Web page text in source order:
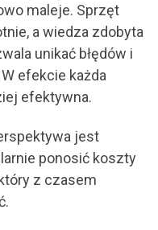
maleje. Sprzęt
a wiedza zdobyta
unikać błędów i
efekcie każda
efektywna.
jest
ponosić koszty
z czasem